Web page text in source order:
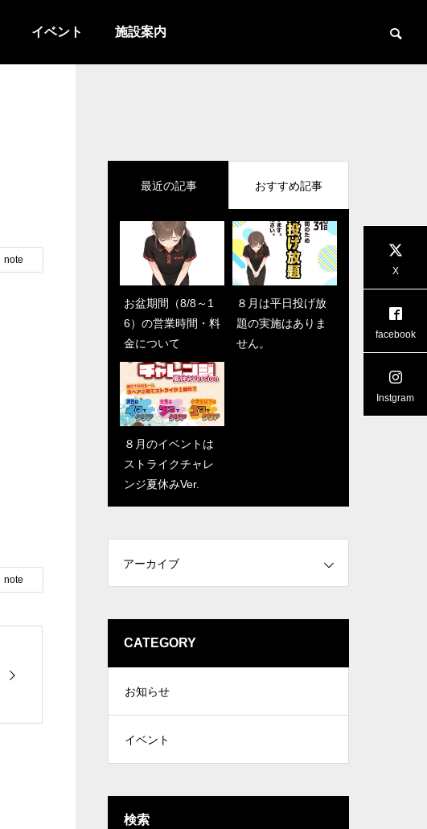
イベント 施設案内
PBAアニマルパターンスポーツリー
グ！第6期最終戦！
7月のプロ
お知らせ
note
note
最近の記事 おすすめ記事
お盆期間（8/8～1
6）の営業時間・料
金について
８月は平日投げ放
題の実施はありま
せん。
８月のイベントは
ストライクチャレ
ンジ夏休みVer.
6月イベントカレン
ダー
話題の地球グミを
ゲットしよう！
PBAアニマルパタ
ーンスポーツリー
グ8/31開催
アーカイブ
CATEGORY
お知らせ
イベント
検索
X
facebook
Instgram